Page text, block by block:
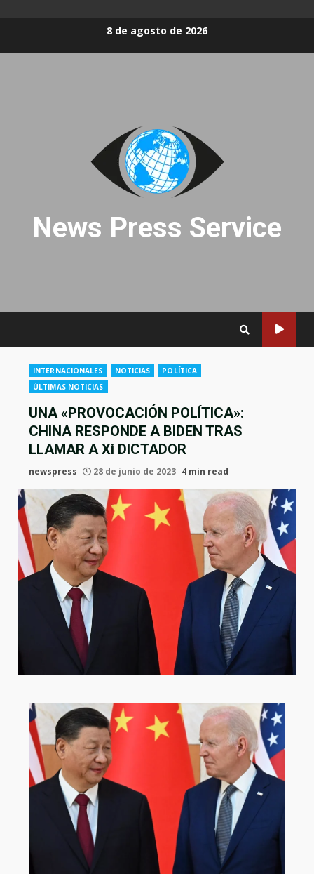
8 de agosto de 2026
News Press Service
INTERNACIONALES NOTICIAS
POLÍTICA
ÚLTIMAS NOTICIAS
UNA «PROVOCACIÓN POLÍTICA»:
CHINA RESPONDE A BIDEN TRAS
LLAMAR A Xi DICTADOR
newspress 28 de junio de 2023 4 min read